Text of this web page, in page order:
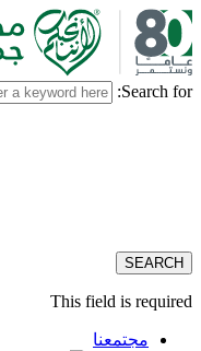
Search for:
This field is required
مجتمعنا